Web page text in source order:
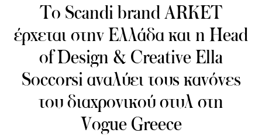
Το Scandi brand ARKET
έρχεται στην Ελλάδα και η Head
of Design & Creative Ella
Soccorsi αναλύει τους κανόνες
του διαχρονικού στυλ στη
Vogue Greece